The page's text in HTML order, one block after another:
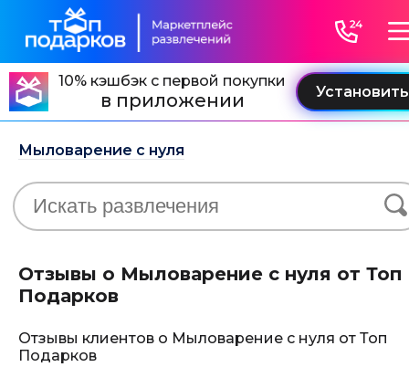
10% кэшбэк с первой покупки
в приложении
Мыловарение с нуля
Отзывы о Мыловарение с нуля от Топ
Подарков
Отзывы клиентов о Мыловарение с нуля от Топ
Подарков